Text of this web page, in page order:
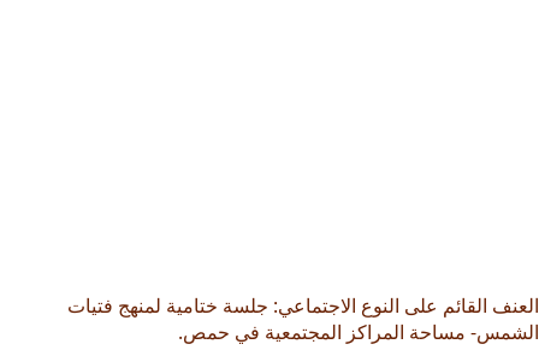
العنف القائم على النوع الاجتماعي: جلسة ختامية لمنهج فتيات
الشمس- مساحة المراكز المجتمعية في حمص.